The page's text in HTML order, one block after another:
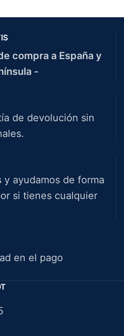
compra a España y
-
de devolución sin
y ayudamos de forma
si tienes cualquier
en el pago